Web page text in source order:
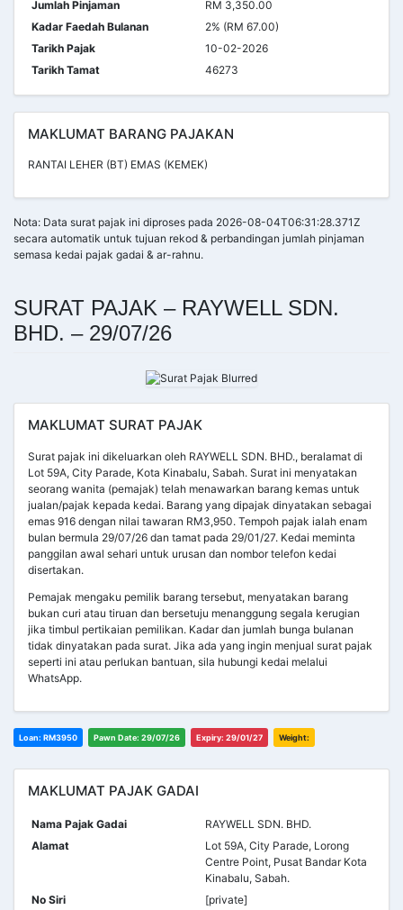
Jumlah Pinjaman
RM 3,350.00
Kadar Faedah Bulanan
2% (RM 67.00)
Tarikh Pajak
10-02-2026
Tarikh Tamat
46273
MAKLUMAT BARANG PAJAKAN
RANTAI LEHER (BT) EMAS (KEMEK)
Nota: Data surat pajak ini diproses pada 2026-08-04T06:31:28.371Z
secara automatik untuk tujuan rekod & perbandingan jumlah pinjaman
semasa kedai pajak gadai & ar-rahnu.
SURAT PAJAK – RAYWELL SDN.
BHD. – 29/07/26
MAKLUMAT SURAT PAJAK
Surat pajak ini dikeluarkan oleh RAYWELL SDN. BHD., beralamat di
Lot 59A, City Parade, Kota Kinabalu, Sabah. Surat ini menyatakan
seorang wanita (pemajak) telah menawarkan barang kemas untuk
jualan/pajak kepada kedai. Barang yang dipajak dinyatakan sebagai
emas 916 dengan nilai tawaran RM3,950. Tempoh pajak ialah enam
bulan bermula 29/07/26 dan tamat pada 29/01/27. Kedai meminta
panggilan awal sehari untuk urusan dan nombor telefon kedai
disertakan.
Pemajak mengaku pemilik barang tersebut, menyatakan barang
bukan curi atau tiruan dan bersetuju menanggung segala kerugian
jika timbul pertikaian pemilikan. Kadar dan jumlah bunga bulanan
tidak dinyatakan pada surat. Jika ada yang ingin menjual surat pajak
seperti ini atau perlukan bantuan, sila hubungi kedai melalui
WhatsApp.
Loan: RM3950 Pawn Date: 29/07/26 Expiry: 29/01/27 Weight:
MAKLUMAT PAJAK GADAI
Nama Pajak Gadai
RAYWELL SDN. BHD.
Alamat
Lot 59A, City Parade, Lorong
Centre Point, Pusat Bandar Kota
Kinabalu, Sabah.
No Siri
[private]